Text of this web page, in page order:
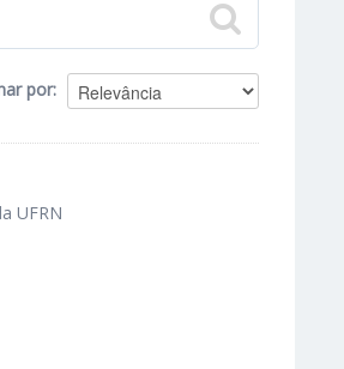
por
UFRN